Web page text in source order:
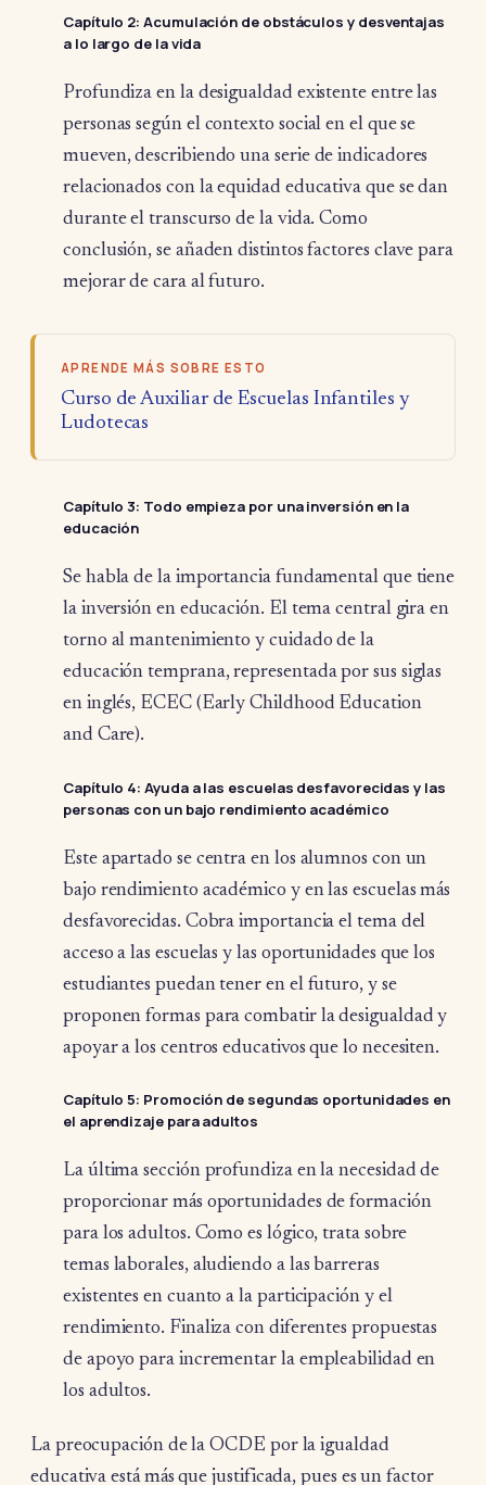
Capítulo 2: Acumulación de obstáculos y desventajas
a lo largo de la vida
Profundiza en la desigualdad existente entre las
personas según el contexto social en el que se
mueven, describiendo una serie de indicadores
relacionados con la equidad educativa que se dan
durante el transcurso de la vida. Como
conclusión, se añaden distintos factores clave para
mejorar de cara al futuro.
APRENDE MÁS SOBRE ESTO
Curso de Auxiliar de Escuelas Infantiles y
Ludotecas
Capítulo 3: Todo empieza por una inversión en la
educación
Se habla de la importancia fundamental que tiene
la inversión en educación. El tema central gira en
torno al mantenimiento y cuidado de la
educación temprana, representada por sus siglas
en inglés, ECEC (Early Childhood Education
and Care).
Capítulo 4: Ayuda a las escuelas desfavorecidas y las
personas con un bajo rendimiento académico
Este apartado se centra en los alumnos con un
bajo rendimiento académico y en las escuelas más
desfavorecidas. Cobra importancia el tema del
acceso a las escuelas y las oportunidades que los
estudiantes puedan tener en el futuro, y se
proponen formas para combatir la desigualdad y
apoyar a los centros educativos que lo necesiten.
Capítulo 5: Promoción de segundas oportunidades en
el aprendizaje para adultos
La última sección profundiza en la necesidad de
proporcionar más oportunidades de formación
para los adultos. Como es lógico, trata sobre
temas laborales, aludiendo a las barreras
existentes en cuanto a la participación y el
rendimiento. Finaliza con diferentes propuestas
de apoyo para incrementar la empleabilidad en
los adultos.
La preocupación de la OCDE por la igualdad
educativa está más que justificada, pues es un factor